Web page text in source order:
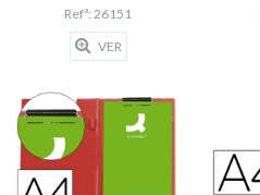
Refª: 26151
VER